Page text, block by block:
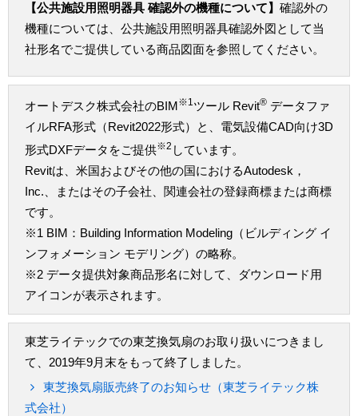
【公共施設用照明器具 確認外の機種について】 確認外の
機種については、公共施設用照明器具確認外図として当
社形名でご提供している商品図面を参照してください。
オートデスク株式会社のBIM※1 ツール Revit® データファ
イルRFA形式（Revit2022形式）と、電気設備CAD向け3D
形式DXFデータをご提供※2 しています。
Revitは、米国およびその他の国におけるAutodesk，
Inc.、またはその子会社、関連会社の登録商標または商標
です。
※1 BIM：Building Information Modeling（ビルディング イ
ンフォメーション モデリング）の略称。
※2 データ提供対象商品形名に対して、ダウンロード用
アイコンが表示されます。
東芝ライテックでの東芝換気扇のお取り扱いにつきまし
て、2019年9月末をもって終了しました。
東芝換気扇販売終了のお知らせ（東芝ライテック株
式会社）